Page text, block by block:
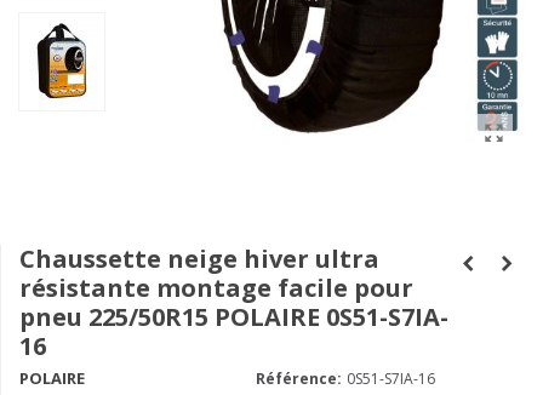
Chaussette neige hiver ultra
résistante montage facile pour
pneu 225/50R15 POLAIRE 0S51-S7IA-
16
POLAIRE Référence: 0S51-S7IA-16